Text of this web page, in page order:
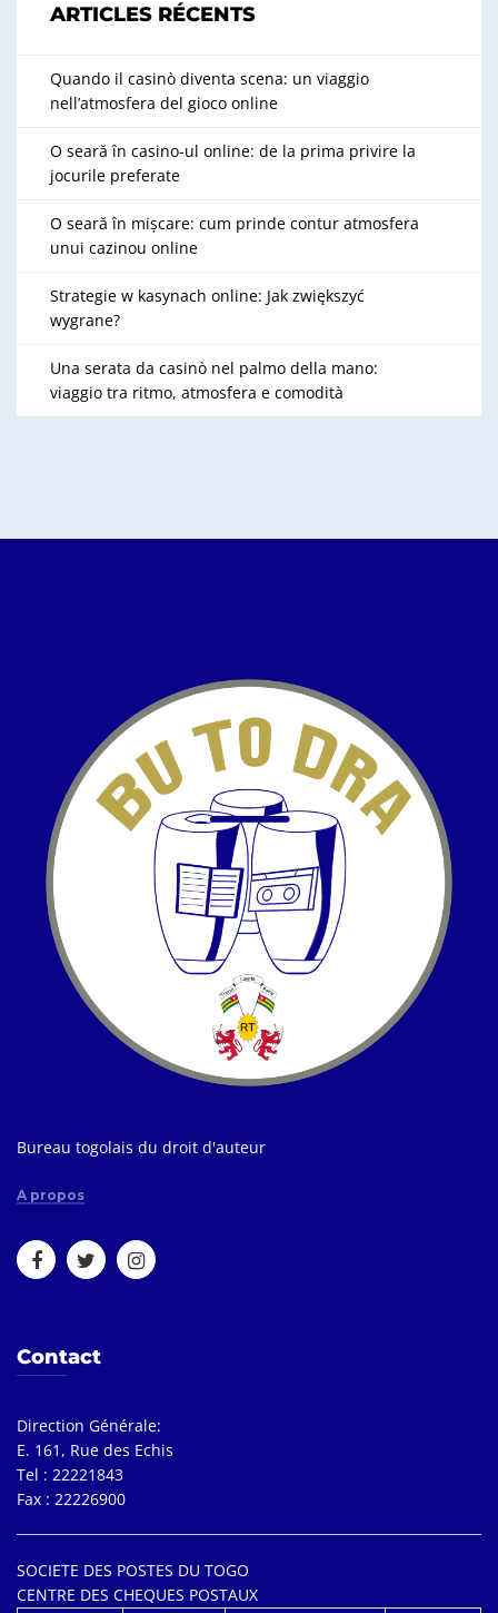
ARTICLES RÉCENTS
Quando il casinò diventa scena: un viaggio
nell’atmosfera del gioco online
O seară în casino-ul online: de la prima privire la
jocurile preferate
O seară în mișcare: cum prinde contur atmosfera
unui cazinou online
Strategie w kasynach online: Jak zwiększyć
wygrane?
Una serata da casinò nel palmo della mano:
viaggio tra ritmo, atmosfera e comodità
Bureau togolais du droit d'auteur
A propos
Contact
Direction Générale:
E. 161, Rue des Echis
Tel : 22221843
Fax : 22226900
SOCIETE DES POSTES DU TOGO
CENTRE DES CHEQUES POSTAUX